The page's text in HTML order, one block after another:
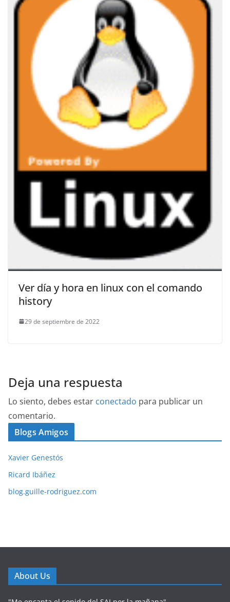
Ver día y hora en linux con el comando
history
29 de septiembre de 2022
Deja una respuesta
Lo siento, debes estar conectado para publicar un
comentario.
Blogs Amigos
Xavier Genestós
Ricard Ibáñez
blog.guille-rodriguez.com
About Us